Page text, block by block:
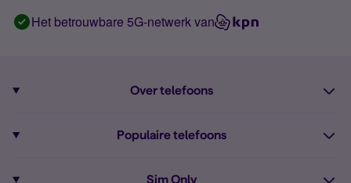
Het betrouwbare 5G-netwerk van
Over telefoons
Populaire telefoons
Sim Only